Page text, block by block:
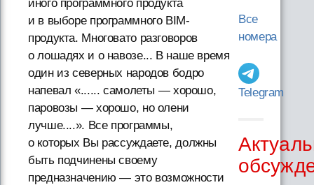
иного программного продукта
и в выборе программного BIM-
продукта. Многовато разговоров
о лошадях и о навозе... В наше время
один из северных народов бодро
напевал «...... самолеты — хорошо,
паровозы — хорошо, но олени
лучше....». Все программы,
о которых Вы рассуждаете, должны
быть подчинены своему
предназначению — это возможности
Все
номера
Telegram